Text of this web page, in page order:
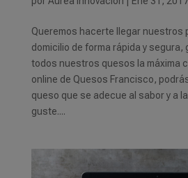
Queremos hacerte llegar nuestros
domicilio de forma rápida y segura,
todos nuestros quesos la máxima
online de Quesos Francisco,
queso que se adecue al sabor y a
guste....